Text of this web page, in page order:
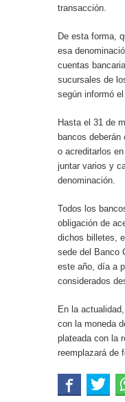
transacción.
De esta forma,
esa
cuentas
sucursales de
según informó
Hasta el 31 de
bancos
o acreditarlos
juntar varios y
denominación.
Todos los
obligación de
dichos billetes,
sede del Banco
este año, día a
considerados
En la
con la moneda
plateada con la
reemplazará de